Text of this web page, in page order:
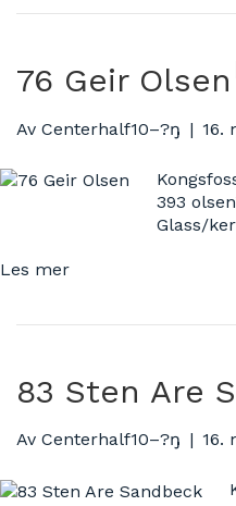
76 Geir Olsen
Av Centerhalf10–?ŋ | 16.
393
Glass/
Les mer
83 Sten Are
Av Centerhalf10–?ŋ | 16.